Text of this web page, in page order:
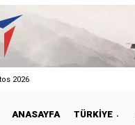
2026
ANASAYFA TÜRKIYE